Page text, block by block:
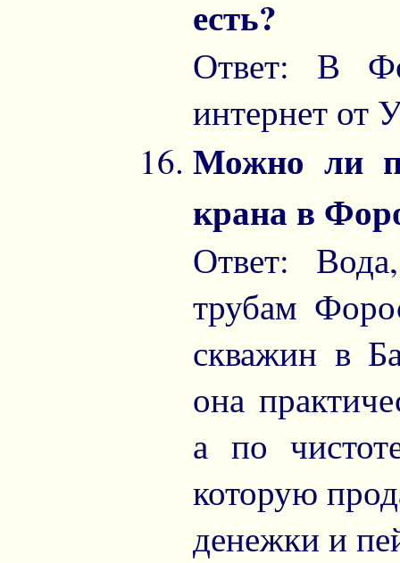
есть?
Ответ: В
интернет от
Можно ли
крана в
Ответ:
трубам
скважин в
она
а по
которую
денежки и